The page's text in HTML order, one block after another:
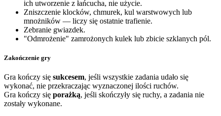
ich utworzenie z łańcucha, nie użycie.
Zniszczenie klocków, chmurek, kul warstwowych lub
mnożników — liczy się ostatnie trafienie.
Zebranie gwiazdek.
"Odmrożenie" zamrożonych kulek lub zbicie szklanych pól.
Zakończenie gry
Gra kończy się sukcesem, jeśli wszystkie zadania udało się
wykonać, nie przekraczając wyznaczonej ilości ruchów.
Gra kończy się porażką, jeśli skończyły się ruchy, a zadania nie
zostały wykonane.